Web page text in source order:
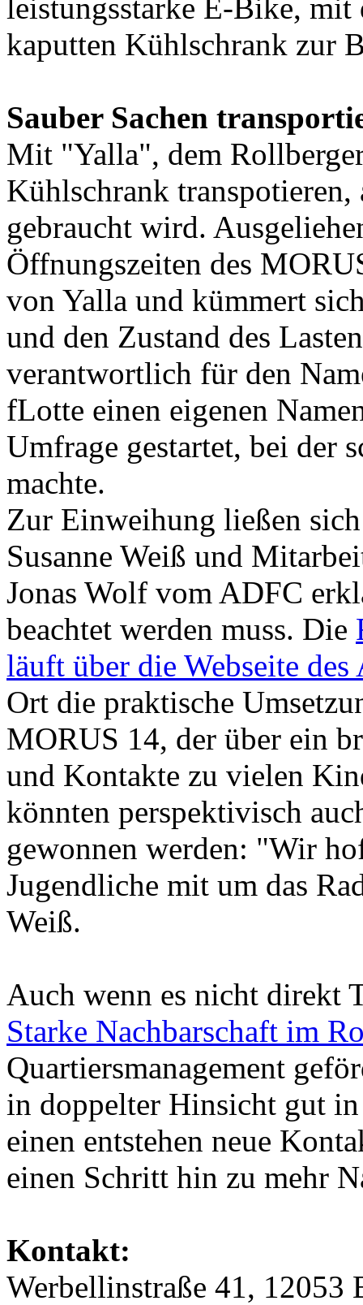
leistungsstarke E-Bike, mit
kaputten Kühlschrank zur
Sauber Sachen
Mit "Yalla", dem
Kühlschrank
gebraucht wird.
Öffnungszeiten des
von Yalla und kümmert
und den Zustand des
verantwortlich für den
fLotte einen eigenen
Umfrage gestartet, bei der
machte.
Zur Einweihung ließen
Susanne Weiß und
Jonas Wolf vom ADFC
beachtet werden muss. Die
läuft über die Webseite des
Ort die praktische
MORUS 14, der über ein
und Kontakte zu vielen
könnten perspektivisch
gewonnen werden: "Wir
Jugendliche mit um das
Weiß.
Auch wenn es nicht direkt
Starke Nachbarschaft im
Quartiersmanagement
in doppelter Hinsicht gut
einen entstehen neue
einen Schritt hin zu mehr
Kontakt:
Werbellinstraße 41, 12053